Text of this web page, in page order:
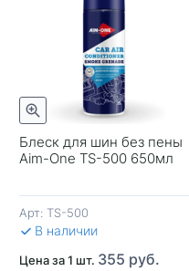
Блеск для шин без пены
Aim-One TS-500 650мл
Арт: TS-500
В наличии
Цена за 1 шт. 355 руб.
Быстрый